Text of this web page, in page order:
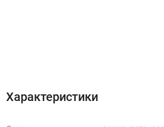
Характеристики